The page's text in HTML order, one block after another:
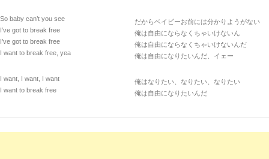
So baby can’t you see
I’ve got to break free
I’ve got to break free
I want to break free, yea
I want, I want, I want
I want to break free
だからベイビーお前には分かりようがない
俺は自由にならなくちゃいけないん
俺は自由にならなくちゃいけないんだ
俺は自由になりたいんだ、イェー
俺はなりたい、なりたい、なりたい
俺は自由になりたいんだ